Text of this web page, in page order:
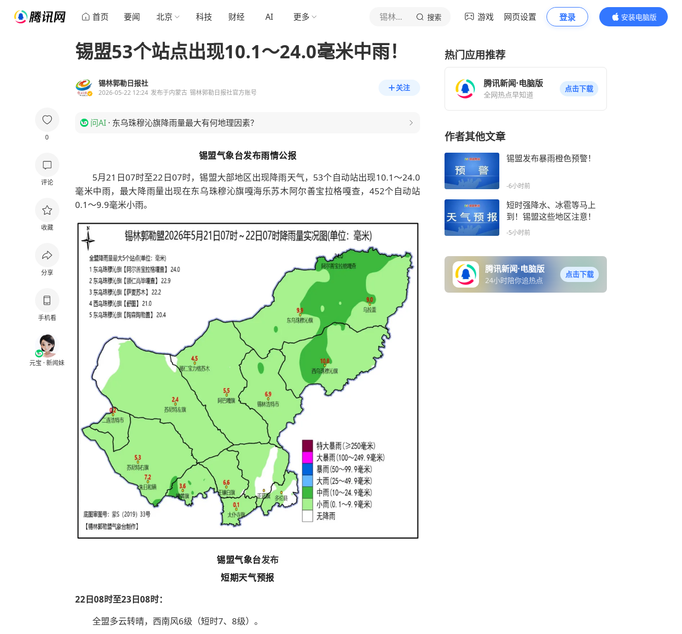
首页 要闻 北京 科技 财经 AI 更多 锡林郭勒日报社 搜索 游戏 网页设置 登录
安装电脑版
内容更精彩
0
评论
收藏
分享
手机看
元宝 · 新闻妹
锡盟53个站点出现10.1～24.0毫米中雨！
锡林郭勒日报社
2026-05-22 12:24 发布于内蒙古 锡林郭勒日报社官方账号
关注
问AI · 东乌珠穆沁旗降雨量最大有何地理因素？
锡盟气象台发布雨情公报
5月21日07时至22日07时，锡盟大部地区出现降雨天气，53个自动站出现10.1～24.0
毫米中雨，最大降雨量出现在东乌珠穆沁旗嘎海乐苏木阿尔善宝拉格嘎查，452个自动站
0.1～9.9毫米小雨。
锡盟气象台发布
短期天气预报
22日08时至23日08时：
全盟多云转晴，西南风6级（短时7、8级）。
热门应用推荐
腾讯新闻·电脑版
全网热点早知道
点击下载
作者其他文章
锡盟发布暴雨橙色预警！
-6小时前
短时强降水、冰雹等马上
到！锡盟这些地区注意！
-5小时前
腾讯新闻·电脑版
24小时陪你追热点
点击下载